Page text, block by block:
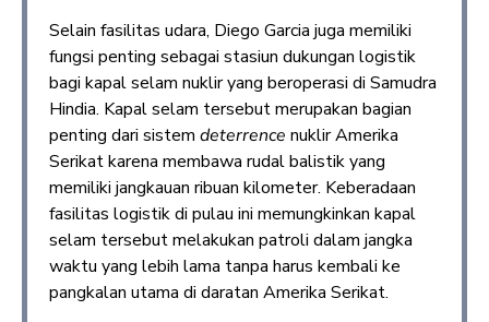
Selain fasilitas udara, Diego Garcia juga memiliki
fungsi penting sebagai stasiun dukungan logistik
bagi kapal selam nuklir yang beroperasi di Samudra
Hindia. Kapal selam tersebut merupakan bagian
penting dari sistem deterrence nuklir Amerika
Serikat karena membawa rudal balistik yang
memiliki jangkauan ribuan kilometer. Keberadaan
fasilitas logistik di pulau ini memungkinkan kapal
selam tersebut melakukan patroli dalam jangka
waktu yang lebih lama tanpa harus kembali ke
pangkalan utama di daratan Amerika Serikat.